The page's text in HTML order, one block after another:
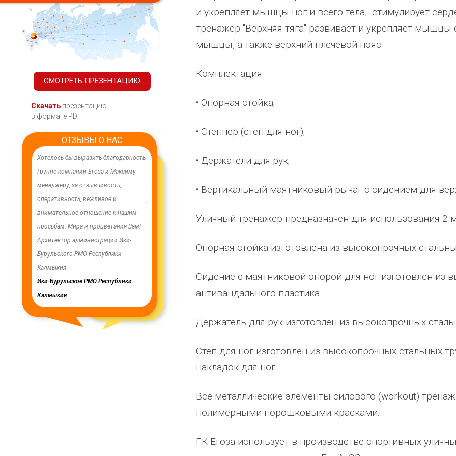
СМОТРЕТЬ ПРЕЗЕНТАЦИЮ
Скачать презентацию
в формате PDF
ОТЗЫВЫ О НАС
Хотелось бы выразить благодарность
Группе компаний Егоза и Максиму -
менеджеру, за отзывчивость,
оперативность, вежливое и
внимательное отношение к нашим
просьбам. Мира и процветания Вам!
Архитектор администрации Ики-
Бурульского РМО Республики
Калмыкия
Ики-Бурульское РМО Республики
Калмыкия
В целях устойчивого водоснабжения,
ремонтные работы на водозаборе:
ограждение по периметру водозаб
Бага-Чоносовское сельское
муниципальное образование
Целинного района Республики
От всей души хочу поблагодарить
индивидуальный подход и
Ирина Михалап
Администрация Харлуского
старый СК, детская площадка
Елена Алексеевна
Республики
и укрепляет мышцы ног и всего тела, стимулирует
тренажёр "Верхняя тяга" развивает и укрепляет
мышцы, а также верхний плечевой пояс.
Комплектация:
• Опорная стойка;
• Степпер (степ для ног);
• Держатели для рук;
• Вертикальный маятниковый рычаг с сидением для
Уличный тренажер предназначен для использования
Опорная стойка изготовлена из высокопрочных
Сидение с маятниковой опорой для ног изготовлен из
антивандального пластика.
Держатель для рук изготовлен из высокопрочных
Степ для ног изготовлен из высокопрочных стальных
накладок для ног.
Все металлические элементы силового (workout)
полимерными порошковыми красками.
ГК Егоза использует в производстве спортивных